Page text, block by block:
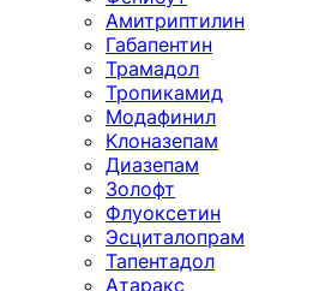
Амитриптилин
Габапентин
Трамадол
Тропикамид
Модафинил
Клоназепам
Диазепам
Золофт
Флуоксетин
Эсциталопрам
Тапентадол
Атаракс